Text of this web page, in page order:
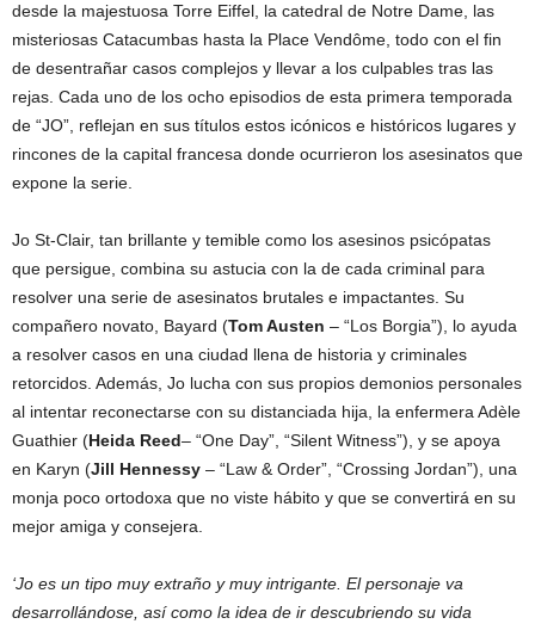
desde la majestuosa Torre Eiffel, la catedral de Notre Dame, las
misteriosas Catacumbas hasta la Place Vendôme, todo con el fin
de desentrañar casos complejos y llevar a los culpables tras las
rejas. Cada uno de los ocho episodios de esta primera temporada
de “JO”, reflejan en sus títulos estos icónicos e históricos lugares y
rincones de la capital francesa donde ocurrieron los asesinatos que
expone la serie.
Jo St-Clair, tan brillante y temible como los asesinos psicópatas
que persigue, combina su astucia con la de cada criminal para
resolver una serie de asesinatos brutales e impactantes. Su
compañero novato, Bayard (Tom Austen – “Los Borgia”), lo ayuda
a resolver casos en una ciudad llena de historia y criminales
retorcidos. Además, Jo lucha con sus propios demonios personales
al intentar reconectarse con su distanciada hija, la enfermera Adèle
Guathier (Heida Reed– “One Day”, “Silent Witness”), y se apoya
en Karyn (Jill Hennessy – “Law & Order”, “Crossing Jordan”), una
monja poco ortodoxa que no viste hábito y que se convertirá en su
mejor amiga y consejera.
‘Jo es un tipo muy extraño y muy intrigante. El personaje va
desarrollándose, así como la idea de ir descubriendo su vida